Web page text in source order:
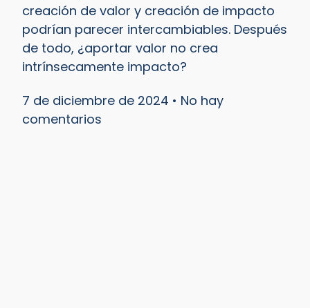
creación de valor y creación de impacto
podrían parecer intercambiables. Después
de todo, ¿aportar valor no crea
intrínsecamente impacto?
7 de diciembre de 2024
No hay
comentarios